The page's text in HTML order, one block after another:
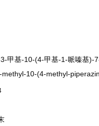
甲基-10-(4-甲基-1-哌嗪基)-
10-(4-methyl-